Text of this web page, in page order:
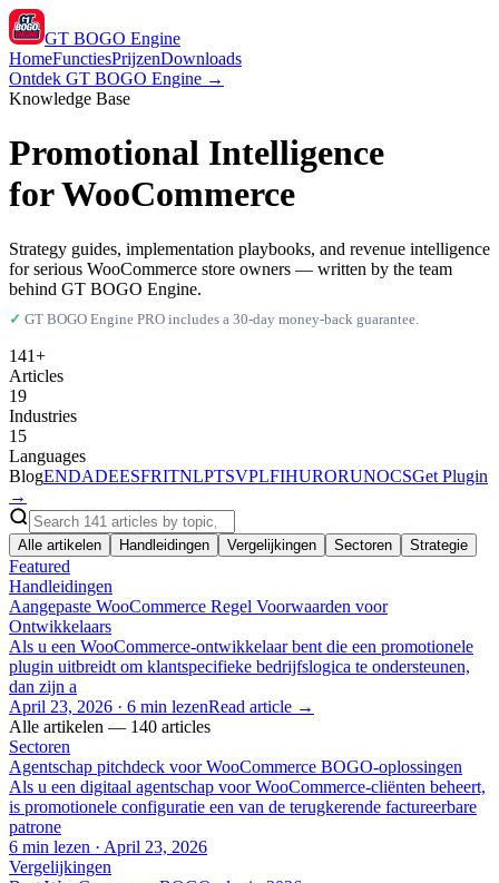
GT BOGO Engine
HomeFunctiesPrijzenDownloads
Ontdek GT BOGO Engine →
Knowledge Base
Promotional Intelligence
for WooCommerce
Strategy guides, implementation playbooks, and revenue intelligence
for serious WooCommerce store owners — written by the team
behind GT BOGO Engine.
✓ GT BOGO Engine PRO includes a 30-day money-back guarantee.
141+
Articles
19
Industries
15
Languages
BlogENDADEESFRITNLPTSVPLFIHURORUNOCSGet Plugin
→
Alle artikelen Handleidingen Vergelijkingen Sectoren Strategie
Featured
Handleidingen
Aangepaste WooCommerce Regel Voorwaarden voor
Ontwikkelaars
Als u een WooCommerce-ontwikkelaar bent die een promotionele
plugin uitbreidt om klantspecifieke bedrijfslogica te ondersteunen,
dan zijn a
April 23, 2026 · 6 min lezenRead article →
Alle artikelen — 140 articles
Sectoren
Agentschap pitchdeck voor WooCommerce BOGO-oplossingen
Als u een digitaal agentschap voor WooCommerce-cliënten beheert,
is promotionele configuratie een van de terugkerende factureerbare
patrone
6 min lezen · April 23, 2026
Vergelijkingen